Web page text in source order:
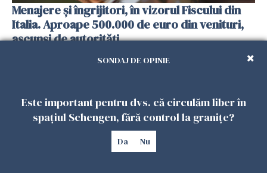
Menajere și îngrijitori, în vizorul Fiscului din
Italia. Aproape 500.000 de euro din venituri,
ascunși de autorități
SONDAJ DE OPINIE
Este important pentru dvs. că circulăm liber în
spațiul Schengen, fără control la granițe?
Da Nu